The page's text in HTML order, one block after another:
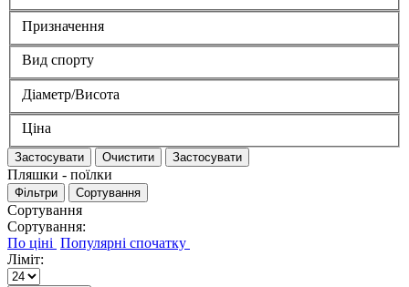
Призначення
Вид спорту
Діаметр/Висота
Ціна
Застосувати Очистити Застосувати
Пляшки - поїлки
Фільтри Сортування
Сортування
Сортування:
Ліміт: